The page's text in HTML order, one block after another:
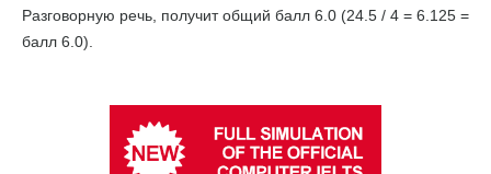
Разговорную речь, получит общий балл 6.0 (24.5 / 4 = 6.125 =
балл 6.0).